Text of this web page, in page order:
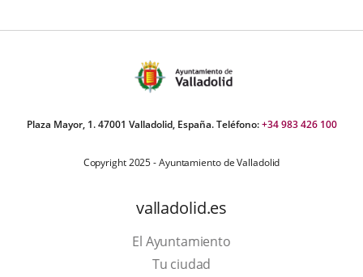
Plaza Mayor, 1. 47001 Valladolid, España. Teléfono:+34 983 426 100
Copyright 2025 - Ayuntamiento de Valladolid
valladolid.es
El Ayuntamiento
Tu ciudad